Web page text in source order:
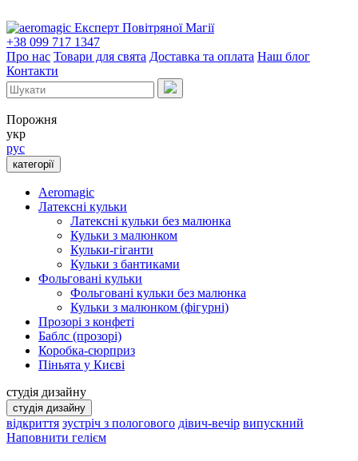
Експерт Повітряної Магії
+38 099 717 1347
Про нас Товари для свята Доставка та оплата Наш блог
Контакти
Порожня
укр
рус
категорії
Aeromagic
Латексні кульки
Латексні кульки без малюнка
Кульки з малюнком
Кульки-гіганти
Кульки з бантиками
Фольговані кульки
Фольговані кульки без малюнка
Кульки з малюнком (фігурні)
Прозорі з конфеті
Баблс (прозорі)
Коробка-сюрприз
Піньята у Києві
студія дизайну
студія дизайну
відкриття зустріч з пологового дівич-вечір випускний
Наповнити гелієм